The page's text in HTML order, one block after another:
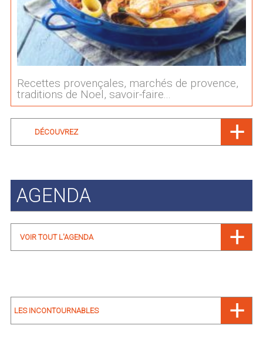
Recettes provençales, marchés de provence,
traditions de Noel, savoir-faire...
DÉCOUVREZ
AGENDA
VOIR TOUT L'AGENDA
LES INCONTOURNABLES